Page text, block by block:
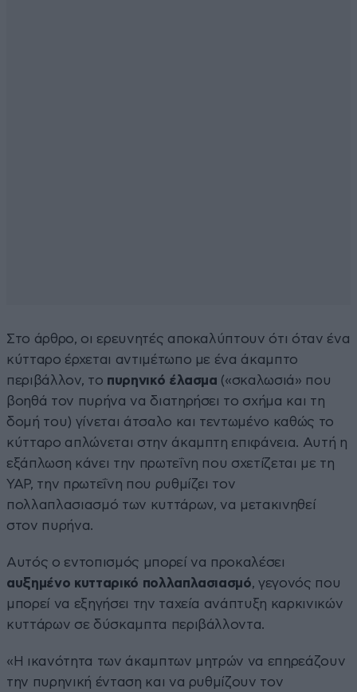
Στο άρθρο, οι ερευνητές αποκαλύπτουν ότι όταν ένα
κύτταρο έρχεται αντιμέτωπο με ένα άκαμπτο
περιβάλλον, το πυρηνικό έλασμα («σκαλωσιά» που
βοηθά τον πυρήνα να διατηρήσει το σχήμα και τη
δομή του) γίνεται άτσαλο και τεντωμένο καθώς το
κύτταρο απλώνεται στην άκαμπτη επιφάνεια. Αυτή η
εξάπλωση κάνει την πρωτεΐνη που σχετίζεται με τη
YAP, την πρωτεΐνη που ρυθμίζει τον
πολλαπλασιασμό των κυττάρων, να μετακινηθεί
στον πυρήνα.
Αυτός ο εντοπισμός μπορεί να προκαλέσει
αυξημένο κυτταρικό πολλαπλασιασμό, γεγονός που
μπορεί να εξηγήσει την ταχεία ανάπτυξη καρκινικών
κυττάρων σε δύσκαμπτα περιβάλλοντα.
«Η ικανότητα των άκαμπτων μητρών να επηρεάζουν
την πυρηνική ένταση και να ρυθμίζουν τον